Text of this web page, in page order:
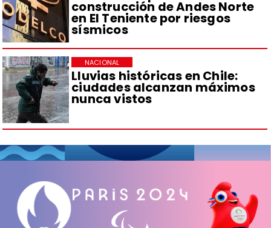
construcción de Andes Norte
en El Teniente por riesgos
sísmicos
Lluvias históricas en Chile:
ciudades alcanzan máximos
nunca vistos
NACIONAL